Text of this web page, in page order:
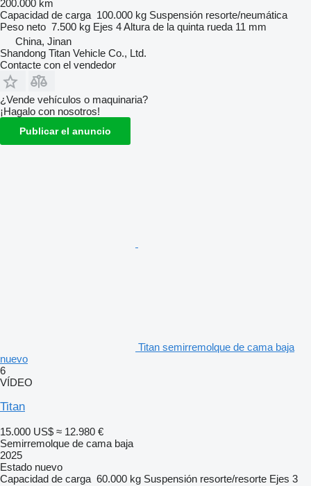
200.000 km
Capacidad de carga 100.000 kg Suspensión resorte/neumática
Peso neto 7.500 kg Ejes 4Altura de la quinta rueda 11 mm
China, Jinan
Shandong Titan Vehicle Co., Ltd.
Contacte con el vendedor
¿Vende vehículos o maquinaria?
¡Hagalo con nosotros!
Publicar el anuncio
Titan semirremolque de cama baja
nuevo
6
VÍDEO
Titan
15.000 US$ ≈ 12.980 €
Semirremolque de cama baja
2025
Estado nuevo
Capacidad de carga 60.000 kg Suspensión resorte/resorte Ejes 3